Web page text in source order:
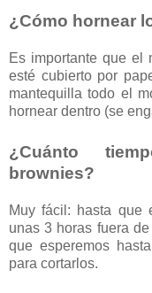
¿Cómo hornear
Es importante que el
esté cubierto por
mantequilla todo el
hornear dentro (se
¿Cuánto
brownies?
Muy fácil: hasta que
unas 3 horas fuera
que esperemos
para cortarlos.